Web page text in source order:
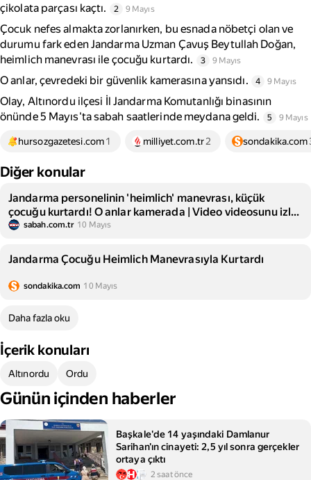
çikolata parçası kaçtı.
2 9 Mayıs
Çocuk nefes almakta zorlanırken, bu esnada nöbetçi olan ve
durumu fark eden Jandarma Uzman Çavuş Beytullah Doğan,
heimlich manevrası ile çocuğu kurtardı.
3 9 Mayıs
O anlar, çevredeki bir güvenlik kamerasına yansıdı. 4 9 Mayıs
Olay, Altınordu ilçesi İl Jandarma Komutanlığı binasının
önünde 5 Mayıs'ta sabah saatlerinde meydana geldi.
5 9 Mayıs
hursozgazetesi.com1 milliyet.com.tr2 sondakika.com
Diğer konular
Jandarma personelinin 'heimlich' manevrası, küçük
çocuğu kurtardı! O anlar kamerada | Video videosunu izle |
Son Dakika Haberleri
sabah.com.tr 10 Mayıs
Jandarma Çocuğu Heimlich Manevrasıyla Kurtardı
sondakika.com 10 Mayıs
Daha fazla oku
İçerik konuları
Altınordu Ordu
Günün içinden haberler
Başkale'de 14 yaşındaki Damlanur
Sarihan'ın cinayeti: 2,5 yıl sonra gerçekler
ortaya çıktı
2 saat önce